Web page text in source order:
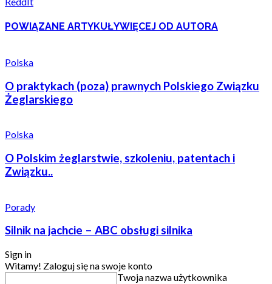
POWIĄZANE ARTYKUŁYWIĘCEJ OD AUTORA
Polska
O praktykach (poza) prawnych Polskiego Związku
Żeglarskiego
Polska
O Polskim żeglarstwie, szkoleniu, patentach i
Związku..
Porady
Silnik na jachcie – ABC obsługi silnika
Sign in
Witamy! Zaloguj się na swoje konto
Twoja nazwa użytkownika